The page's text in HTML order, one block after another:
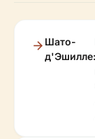
Шато-
д'Эшилле: